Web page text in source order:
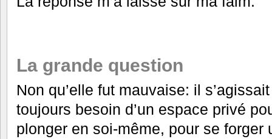
La grande question
Non qu’elle fut mauvaise: il
toujours besoin d’un espace privé
plonger en soi-même, pour se forger